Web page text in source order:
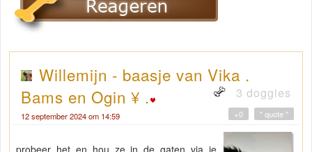
Willemijn - baasje van Vika .
Bams en Ogin ¥ .
3 doggies
12 september 2024 om 14:59 " quote "
+0